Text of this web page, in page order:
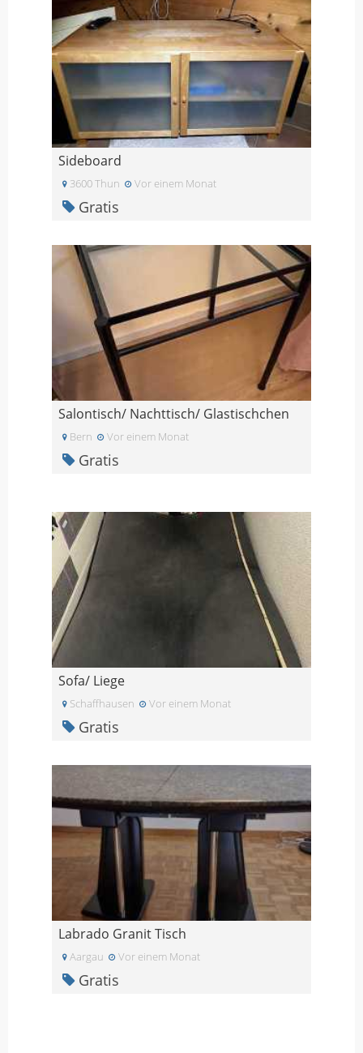
Sideboard
3600 Thun Vor einem Monat
Gratis
Salontisch/ Nachttisch/ Glastischchen
Bern Vor einem Monat
Gratis
Sofa/ Liege
Schaffhausen Vor einem Monat
Gratis
Labrado Granit Tisch
Aargau Vor einem Monat
Gratis